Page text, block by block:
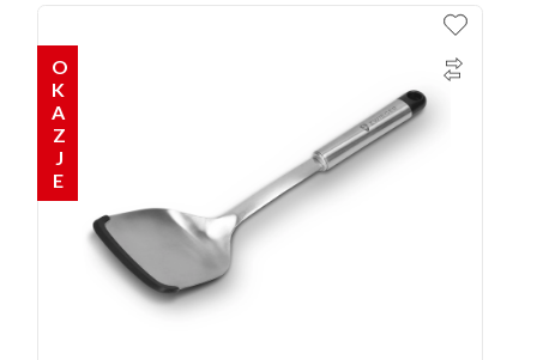
OKAZJE